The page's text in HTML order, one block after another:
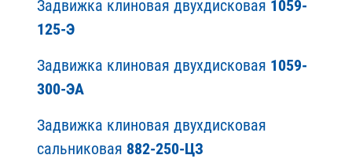
Задвижка клиновая двухдисковая 1059-
125-Э
Задвижка клиновая двухдисковая 1059-
300-ЭА
Задвижка клиновая двухдисковая
сальниковая 882-250-ЦЗ